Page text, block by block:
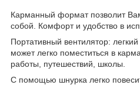
Карманный формат позволит
собой. Комфорт и удобство в
Портативный вентилятор:
может легко поместиться в
работы, путешествий, школы.
С помощью шнурка легко